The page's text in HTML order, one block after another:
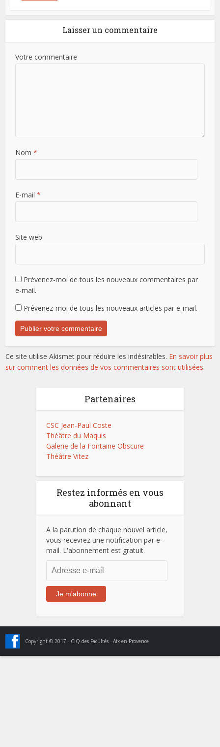
Laisser un commentaire
Votre commentaire
Nom*
E-mail*
Site web
Prévenez-moi de tous les nouveaux commentaires par
e-mail.
Prévenez-moi de tous les nouveaux articles par e-mail.
Ce site utilise Akismet pour réduire les indésirables. En savoir plus
sur comment les données de vos commentaires sont utilisées.
Partenaires
CSC Jean-Paul Coste
Théâtre du Maquis
Galerie de la Fontaine Obscure
Théâtre Vitez
Restez informés en vous
abonnant
A la parution de chaque nouvel article,
vous recevrez une notification par e-
mail. L'abonnement est gratuit.
e-
mail
Je m'abonne
Copyright © 2017 - CIQ des Facultés - Aix-en-Provence